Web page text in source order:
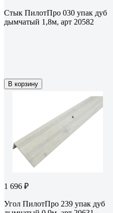
Стык ПилотПро 030 упак дуб
дымчатый 1,8м, арт 20582
В корзину
1 696 ₽
Угол ПилотПро 239 упак дуб